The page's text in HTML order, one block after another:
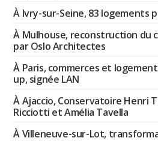
À Ivry-sur-Seine, 83 logements
À Mulhouse, reconstruction du
par Oslo Architectes
À Paris, commerces et
up, signée LAN
À Ajaccio, Conservatoire Henri
Ricciotti et Amélia Tavella
À Villeneuve-sur-Lot,